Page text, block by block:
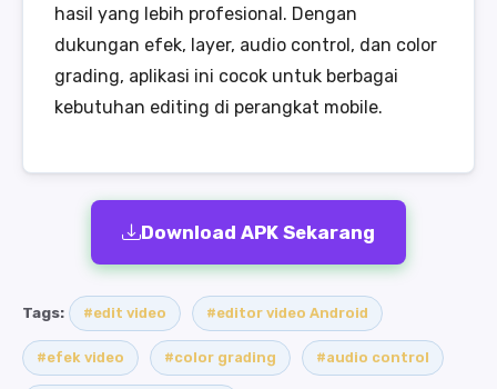
hasil yang lebih profesional. Dengan
dukungan efek, layer, audio control, dan color
grading, aplikasi ini cocok untuk berbagai
kebutuhan editing di perangkat mobile.
Download APK Sekarang
Tags: #edit video #editor video Android
#efek video #color grading #audio control